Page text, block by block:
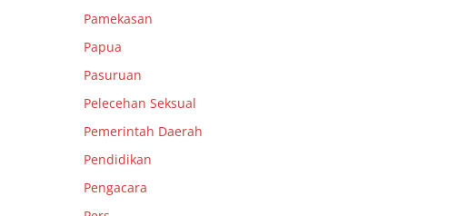
Pamekasan
Papua
Pasuruan
Pelecehan Seksual
Pemerintah Daerah
Pendidikan
Pengacara